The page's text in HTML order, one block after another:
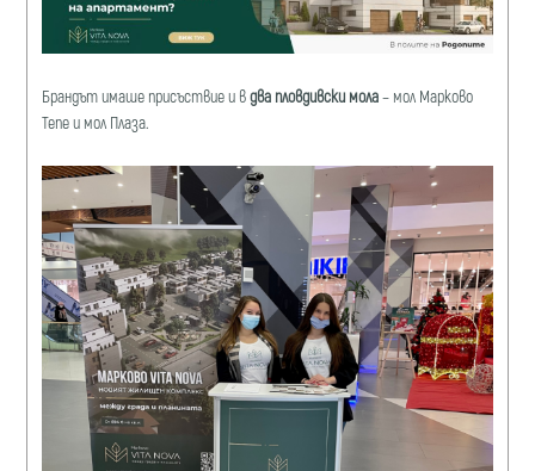
Брандът имаше присъствие и вдва плoвдивски мола– мол Марково
Тепе и мол Плаза.